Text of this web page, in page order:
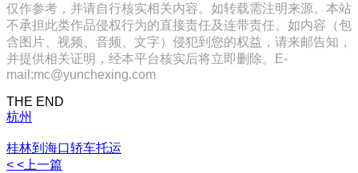
仅作参考，并请自行核实相关内容。如转载需注明来源。本站
不承担此类作品侵权行为的直接责任及连带责任。如内容（包
含图片、视频、音频、文字）侵犯到您的权益，请来邮告知，
并提供相关证明，经本平台核实后将立即删除。E-
mail:mc@yunchexing.com
THE END
杭州
桂林到海口轿车托运
< <上一篇